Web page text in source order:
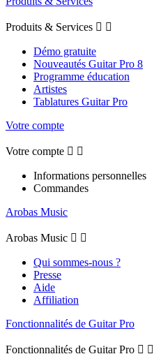
Produits & Services  
Démo gratuite
Nouveautés Guitar Pro 8
Programme éducation
Artistes
Tablatures Guitar Pro
Votre compte
Votre compte  
Informations personnelles
Commandes
Arobas Music
Arobas Music  
Qui sommes-nous ?
Presse
Aide
Affiliation
Fonctionnalités de Guitar Pro
Fonctionnalités de Guitar Pro  